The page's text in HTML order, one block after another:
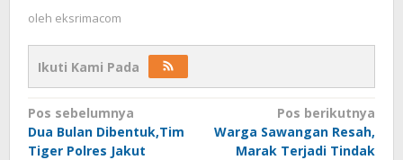
oleh eksrimacom
Ikuti Kami Pada
Navigasi
pos
Pos sebelumnya
Dua Bulan Dibentuk,Tim
Tiger Polres Jakut
Pos berikutnya
Warga Sawangan Resah,
Marak Terjadi Tindak